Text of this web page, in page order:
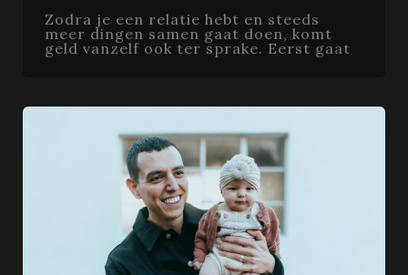
Zodra je een relatie hebt en steeds
meer dingen samen gaat doen, komt
geld vanzelf ook ter sprake. Eerst gaat